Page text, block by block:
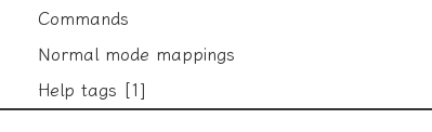
Commands
Normal mode mappings
Help tags [1]